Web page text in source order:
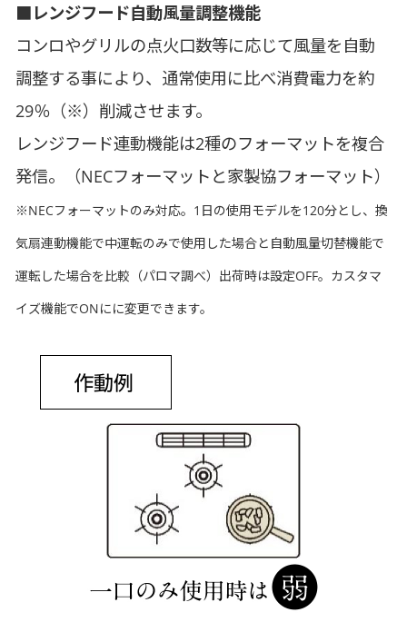
■レンジフード自動風量調整機能
コンロやグリルの点火口数等に応じて風量を自動
調整する事により、通常使用に比べ消費電力を約
29％（※）削減させます。
レンジフード連動機能は2種のフォーマットを複合
発信。（NECフォーマットと家製協フォーマット）
※NECフォーマットのみ対応。1日の使用モデルを120分とし、換
気扇連動機能で中運転のみで使用した場合と自動風量切替機能で
運転した場合を比較（パロマ調べ）出荷時は設定OFF。カスタマ
イズ機能でONにに変更できます。